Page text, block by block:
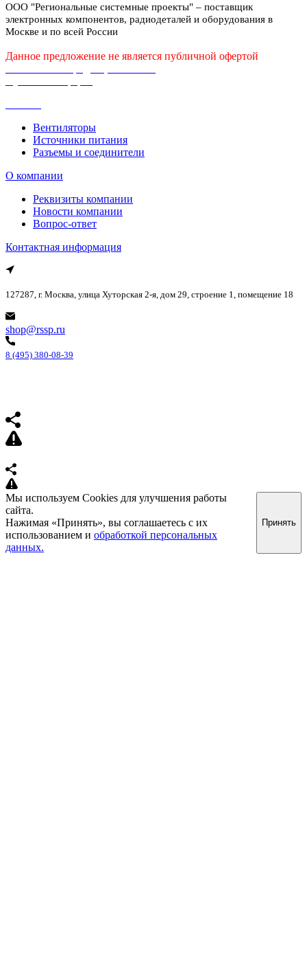
ООО "Региональные системные проекты" – поставщик
электронных компонентов, радиодеталей и оборудования в
Москве и по всей России
Данное предложение не является публичной офертой
Вентиляторы
Источники питания
Разъемы и соединители
О компании
Реквизиты компании
Новости компании
Вопрос-ответ
Контактная информация
127287, г. Москва, улица Хуторская 2-я, дом 29, строение 1, помещение 18
shop@rssp.ru
8 (495) 380-08-39
Мы используем Cookies для улучшения работы
сайта.
Нажимая «Принять», вы соглашаетесь с их
использованием и обработкой персональных
данных.
Принять